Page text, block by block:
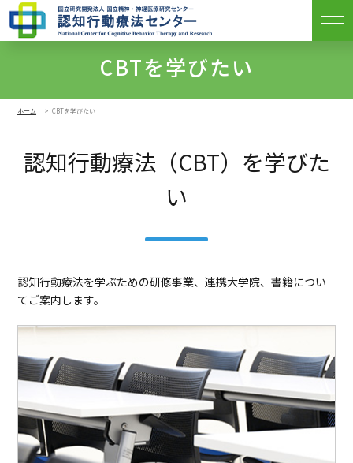
CBTを学びたい
ホーム CBTを学びたい
認知行動療法（CBT）を学びた
い
認知行動療法を学ぶための研修事業、連携大学院、書籍につい
てご案内します。